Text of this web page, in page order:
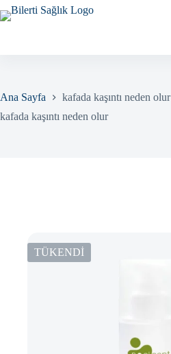
Skip
to
Ana Sayfa
kafada kaşıntı neden olur
kafada kaşıntı neden olur
TÜKENDİ